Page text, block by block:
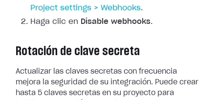
Project settings > Webhooks.
Haga clic en Disable webhooks.
Rotación de clave secreta
Actualizar las claves secretas con frecuencia
mejora la seguridad de su
integración. Puede crear
hasta 5 claves secretas en su proyecto para